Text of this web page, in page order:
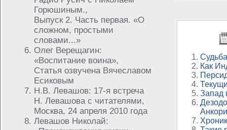
Горюшиным.,
Выпуск 2. Часть первая. «О
сложном, простыми
словами...»
Олег Верещагин:
«Воспитание воина»,
Статья озвучена Вячеславом
Есиковым
Н.В. Левашов: 17-я встреча
Н. Левашова с читателями,
Москва, 24 апреля 2010 года
Левашов Николай:
Как
Запад